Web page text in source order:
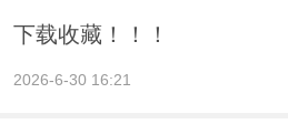
下载收藏！！！
2026-6-30 16:21